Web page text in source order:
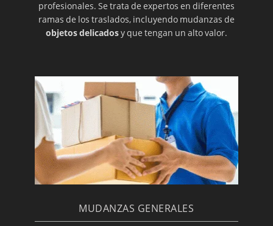
profesionales. Se trata de expertos en diferentes
ramas de los traslados, incluyendo mudanzas de
objetos delicadosy que tengan un alto valor.
MUDANZAS GENERALES